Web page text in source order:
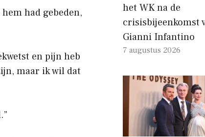
had gebeden,
en pijn heb
maar ik wil dat
het WK na de
crisisbijeenkomst
Gianni Infantino
7 augustus 2026